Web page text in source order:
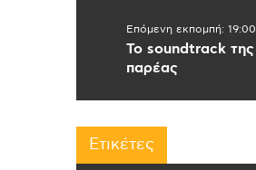
Επόμενη εκπομπή: 19:00
Το soundtrack της
παρέας
Ετικέτες